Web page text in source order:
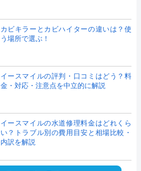
カビキラーとカビハイターの違いは？使
う場所で選ぶ！
イースマイルの評判・口コミはどう？料
金・対応・注意点を中立的に解説
イースマイルの水道修理料金はどれくら
い？トラブル別の費用目安と相場比較・
内訳を解説